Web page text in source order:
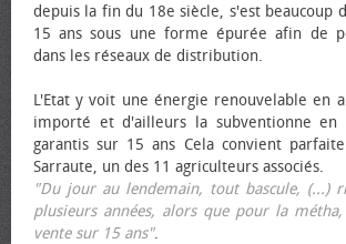
depuis la fin du 18e siècle, s'est beaucoup
15 ans sous une forme épurée afin de
dans les réseaux de distribution.
L'Etat y voit une énergie renouvelable en
importé et d'ailleurs la subventionne en
garantis sur 15 ans Cela convient
Sarraute, un des 11 agriculteurs associés.
"Du jour au lendemain, tout bascule, (...)
plusieurs années, alors que pour la
vente sur 15 ans".